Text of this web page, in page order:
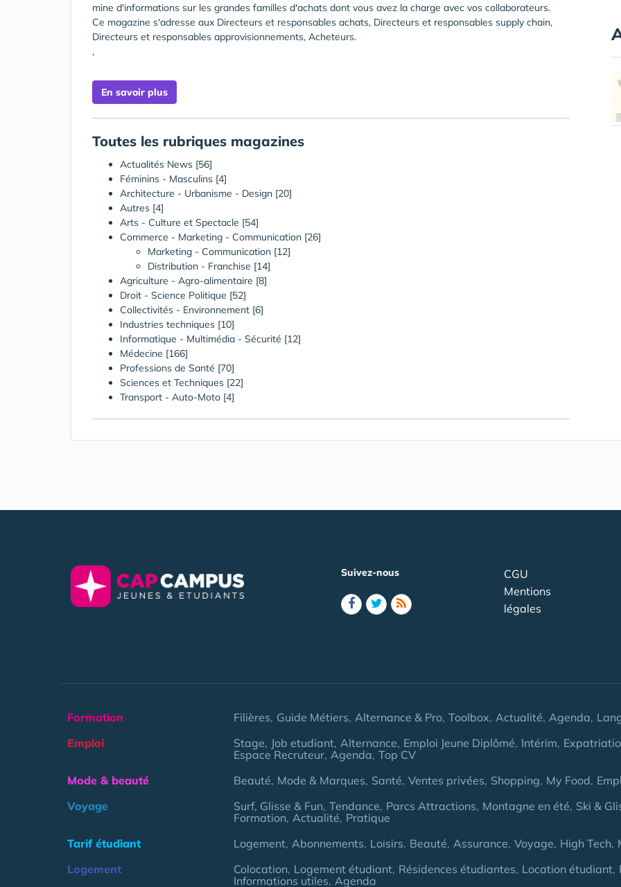
mine d'informations sur les grandes familles d'achats dont vous avez la charge avec vos collaborateurs.
Ce magazine s'adresse aux Directeurs et responsables achats, Directeurs et responsables supply chain,
Directeurs et responsables approvisionnements, Acheteurs.
,
En savoir plus
Toutes les rubriques magazines
Actualités News [56]
Féminins - Masculins [4]
Architecture - Urbanisme - Design [20]
Autres [4]
Arts - Culture et Spectacle [54]
Commerce - Marketing - Communication [26]
Marketing - Communication [12]
Distribution - Franchise [14]
Agriculture - Agro-alimentaire [8]
Droit - Science Politique [52]
Collectivités - Environnement [6]
Industries techniques [10]
Informatique - Multimédia - Sécurité [12]
Médecine [166]
Professions de Santé [70]
Sciences et Techniques [22]
Transport - Auto-Moto [4]
Suivez-nous
CGU
Mentions
légales
Formation Filières Guide Métiers Alternance & Pro Toolbox Actualité Agenda
Emploi
Stage Job etudiant Alternance Emploi Jeune Diplômé Intérim
Espace Recruteur Agenda Top CV
Mode & beauté
Beauté Mode & Marques Santé Ventes privées Shopping My Food
Voyage
Surf, Glisse & Fun Tendance Parcs Attractions Montagne en été Ski &
Formation Actualité Pratique
Tarif étudiant
Logement Abonnements Loisirs Beauté Assurance Voyage High Tech
Logement
Colocation Logement étudiant Résidences étudiantes Location étudiant
Informations utiles Agenda